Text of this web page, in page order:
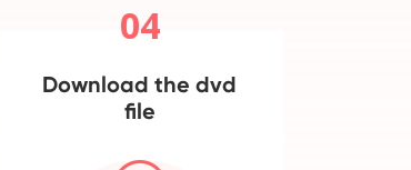
04
Download the dvd
file